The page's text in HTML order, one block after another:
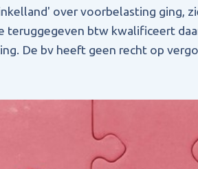
over voorbelasting ging,
teruggegeven btw kwalificeert
De bv heeft geen recht op